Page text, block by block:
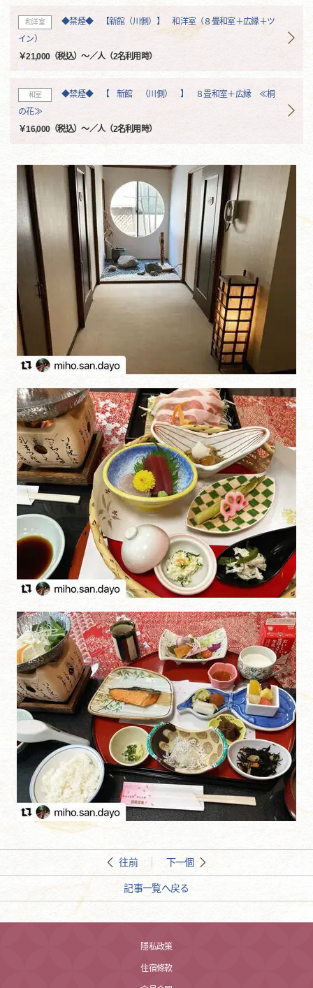
和洋室
◆禁煙◆ 【新館（川側）】 和洋室（８畳和室＋広縁＋ツ
イン）
￥21,000（税込）～／人（2名利用時）
和室
◆禁煙◆ 【 新館 （川側） 】 ８畳和室＋広縁 ≪桐
の花≫
￥16,000（税込）～／人（2名利用時）
往前 下一個
記事一覧へ戻る
隱私政策
住宿條款